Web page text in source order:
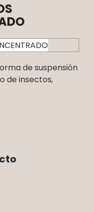
de suspensión
de insectos,